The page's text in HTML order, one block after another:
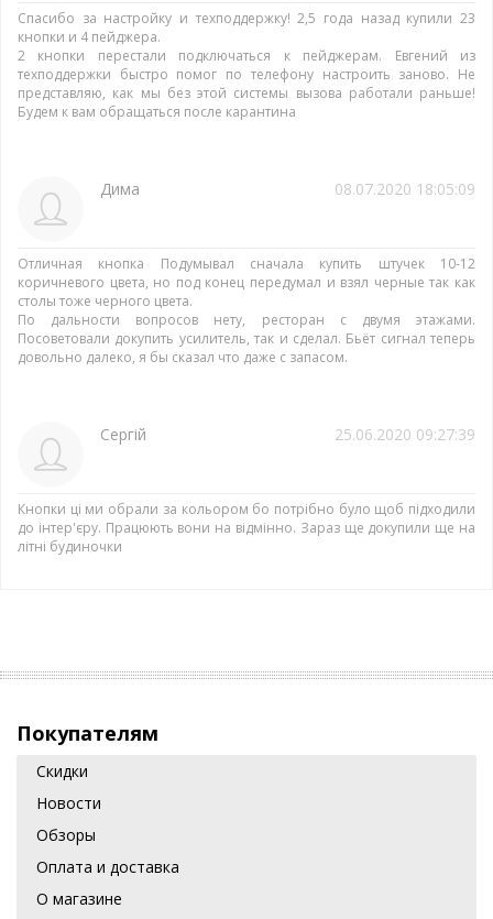
Спасибо за настройку и техподдержку! 2,5 года назад купили 23
кнопки и 4 пейджера.
2 кнопки перестали подключаться к пейджерам. Евгений из
техподдержки быстро помог по телефону настроить заново. Не
представляю, как мы без этой системы вызова работали раньше!
Будем к вам обращаться после карантина
08.07.2020 18:05:09
Дима
Отличная кнопка Подумывал сначала купить штучек 10-12
коричневого цвета, но под конец передумал и взял черные так как
столы тоже черного цвета.
По дальности вопросов нету, ресторан с двумя этажами.
Посоветовали докупить усилитель, так и сделал. Бьёт сигнал теперь
довольно далеко, я бы сказал что даже с запасом.
25.06.2020 09:27:39
Сергій
Кнопки ці ми обрали за кольором бо потрібно було щоб підходили
до інтер'єру. Працюють вони на відмінно. Зараз ще докупили ще на
літні будиночки
Покупателям
Скидки
Новости
Обзоры
Оплата и доставка
О магазине